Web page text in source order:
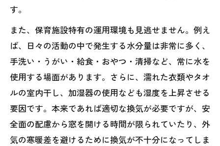
す。
また、保育施設特有の運用環境も見逃せません。例え
ば、日々の活動の中で発生する水分量は非常に多く、
手洗い・うがい・給食・おやつ・清掃など、常に水を
使用する場面があります。さらに、濡れた衣類やタオ
ルの室内干し、加湿器の使用なども湿度を上昇させる
要因です。本来であれば適切な換気が必要ですが、安
全面の配慮から窓を開ける時間が限られていたり、外
気の寒暖差を避けるために換気が不十分になってしま